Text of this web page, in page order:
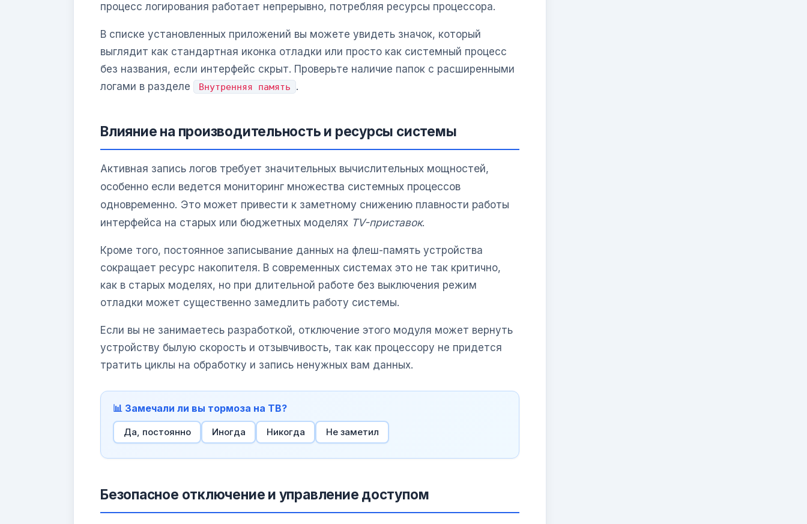
процесс логирования работает непрерывно, потребляя ресурсы процессора.
В списке установленных приложений вы можете увидеть значок, который
выглядит как стандартная иконка отладки или просто как системный процесс
без названия, если интерфейс скрыт. Проверьте наличие папок с расширенными
логами в разделе
Внутренняя память .
Влияние на производительность и ресурсы системы
Активная запись логов требует значительных вычислительных мощностей,
особенно если ведется мониторинг множества системных процессов
одновременно. Это может привести к заметному снижению плавности работы
интерфейса на старых или бюджетных моделях TV-приставок.
Кроме того, постоянное записывание данных на флеш-память устройства
сокращает ресурс накопителя. В современных системах это не так критично,
как в старых моделях, но при длительной работе без выключения режим
отладки может существенно замедлить работу системы.
Если вы не занимаетесь разработкой, отключение этого модуля может вернуть
устройству былую скорость и отзывчивость, так как процессору не придется
тратить циклы на обработку и запись ненужных вам данных.
📊 Замечали ли вы тормоза на ТВ?
Да, постоянно Иногда Никогда Не заметил
Безопасное отключение и управление доступом